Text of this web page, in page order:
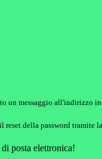
un messaggio all'indirizzo
reset della password tramite la
posta elettronica!